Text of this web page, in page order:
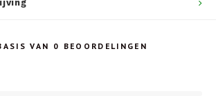
VAN 0 BEOORDELINGEN